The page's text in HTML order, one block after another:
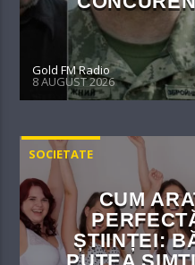
Gold FM Radio
8 AUGUST 2026
SOCIETATE
CUM
ȘTIINȚEI: